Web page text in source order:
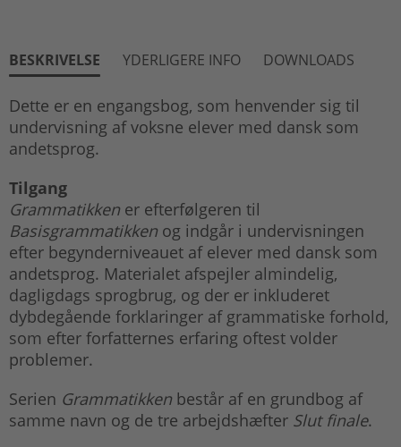
BESKRIVELSE YDERLIGERE INFO DOWNLOADS
Dette er en engangsbog, som henvender sig til
undervisning af voksne elever med dansk som
andetsprog.
Tilgang
Grammatikken er efterfølgeren til
Basisgrammatikken og indgår i undervisningen
efter begynderniveauet af elever med dansk som
andetsprog. Materialet afspejler almindelig,
dagligdags sprogbrug, og der er inkluderet
dybdegående forklaringer af grammatiske forhold,
som efter forfatternes erfaring oftest volder
problemer.
Serien Grammatikken består af en grundbog af
samme navn og de tre arbejdshæfter Slut finale.